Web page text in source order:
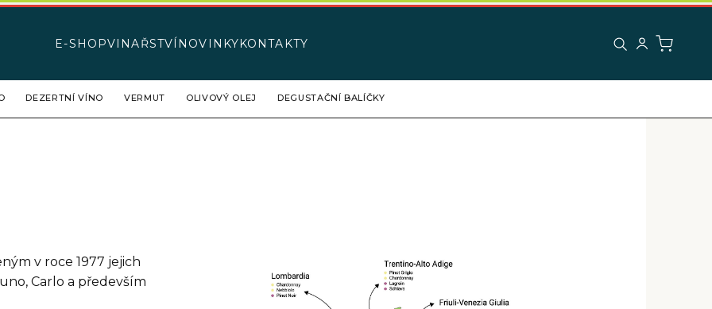
E-SHOPVINAŘSTVÍ NOVINKYKONTAKTY
DEZERTNÍ VÍNO VERMUT OLIVOVÝ OLEJ DEGUSTAČNÍ BALÍČKY
v roce 1977 jejich
Carlo a především